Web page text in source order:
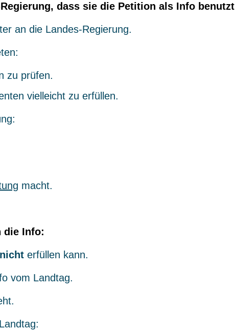
dass sie die Petition als Info benutzt
an die Landes-Regierung.
zu prüfen.
vielleicht zu erfüllen.
macht.
die Info:
nicht erfüllen kann.
vom Landtag.